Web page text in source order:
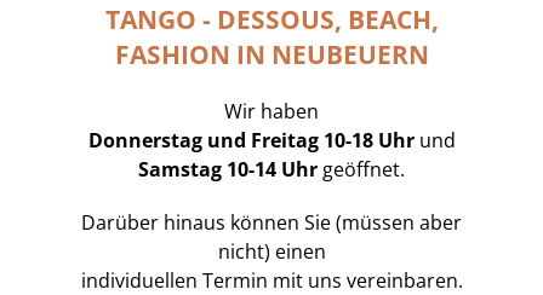
TANGO - DESSOUS, BEACH,
FASHION IN NEUBEUERN
Wir haben
Donnerstag und Freitag 10-18 Uhrund
Samstag 10-14 Uhr geöffnet.
Darüber hinaus können Sie (müssen aber
nicht) einen
individuellen Termin mit uns vereinbaren.